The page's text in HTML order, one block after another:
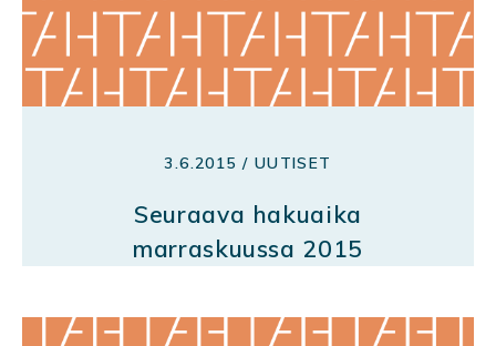
3.6.2015 / UUTISET
Seuraava hakuaika
marraskuussa 2015